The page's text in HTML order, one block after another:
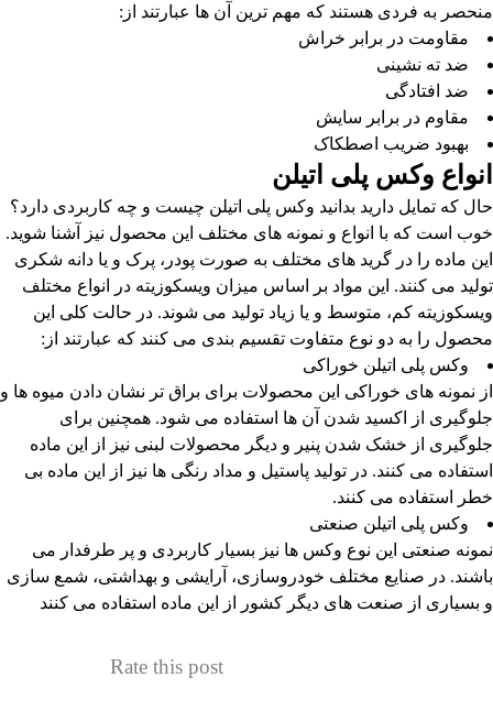
منحصر به فردی هستند که مهم ترین آن ها عبارتند از:
مقاومت در برابر خراش
ضد ته نشینی
ضد افتادگی
مقاوم در برابر سایش
بهبود ضریب اصطکاک
انواع وکس پلی اتیلن
حال که تمایل دارید بدانید وکس پلی اتیلن چیست و چه کاربردی دارد؟
خوب است که با انواع و نمونه های مختلف این محصول نیز آشنا شوید.
این ماده را در گرید های مختلف به صورت پودر، پرک و یا دانه شکری
تولید می کنند. این مواد بر اساس میزان ویسکوزیته در انواع مختلف
ویسکوزیته کم، متوسط و یا زیاد تولید می شوند. در حالت کلی این
محصول را به دو نوع متفاوت تقسیم بندی می کنند که عبارتند از:
وکس پلی اتیلن خوراکی
از نمونه های خوراکی این محصولات برای براق تر نشان دادن میوه ها و
جلوگیری از اکسید شدن آن ها استفاده می شود. همچنین برای
جلوگیری از خشک شدن پنیر و دیگر محصولات لبنی نیز از این ماده
استفاده می کنند. در تولید پاستیل و مداد رنگی ها نیز از این ماده بی
خطر استفاده می کنند.
وکس پلی اتیلن صنعتی
نمونه صنعتی این نوع وکس ها نیز بسیار کاربردی و پر طرفدار می
باشند. در صنایع مختلف خودروسازی، آرایشی و بهداشتی، شمع سازی
و بسیاری از صنعت های دیگر کشور از این ماده استفاده می کنند
Rate this post